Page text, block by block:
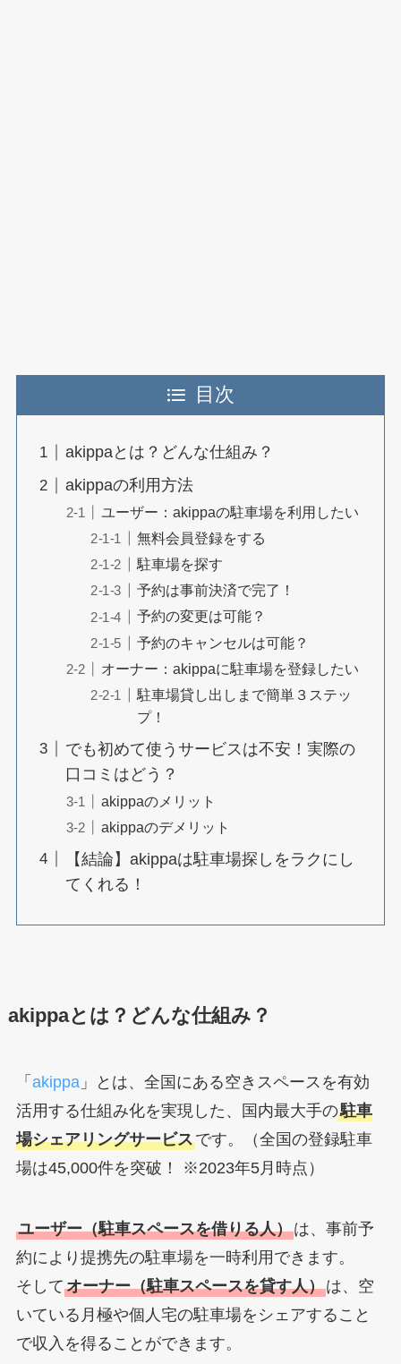
目次
akippaとは？どんな仕組み？
akippaの利用方法
ユーザー：akippaの駐車場を利用したい
無料会員登録をする
駐車場を探す
予約は事前決済で完了！
予約の変更は可能？
予約のキャンセルは可能？
オーナー：akippaに駐車場を登録したい
駐車場貸し出しまで簡単３ステッ
プ！
でも初めて使うサービスは不安！実際の
口コミはどう？
akippaのメリット
akippaのデメリット
【結論】akippaは駐車場探しをラクにし
てくれる！
akippaとは？どんな仕組み？
「 akippa 」とは、全国にある空きスペースを有効
活用する仕組み化を実現した、国内最大手の駐車
場シェアリングサービスです。（全国の登録駐車
場は45,000件を突破！ ※2023年5月時点）
ユーザー（駐車スペースを借りる人）は、事前予
約により提携先の駐車場を一時利用できます。
そしてオーナー（駐車スペースを貸す人）は、空
いている月極や個人宅の駐車場をシェアすること
で収入を得ることができます。